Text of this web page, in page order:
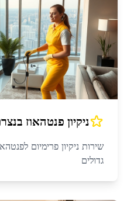
ניקיון פנטהאוז ב
שירות ניקיון פרימיום
גדולים